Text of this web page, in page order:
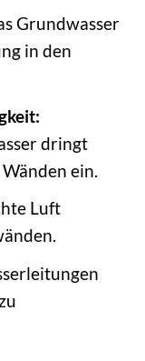
Grundwasser
in den
dringt
ein.
Luft